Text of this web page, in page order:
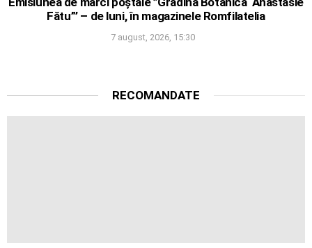
Fătu”’ – de luni, în magazinele Romfilatelia
7 august, 2026, 15:30
RECOMANDATE